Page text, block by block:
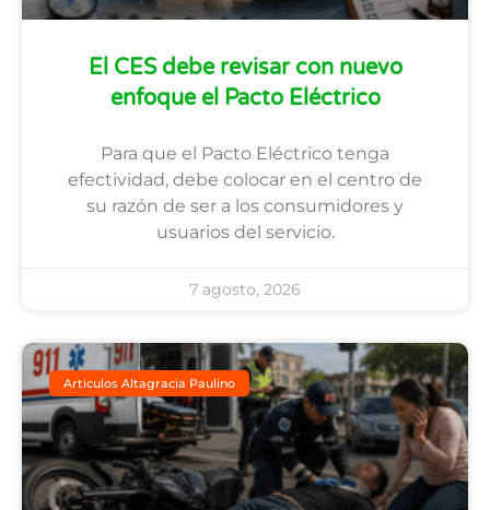
El CES debe revisar con nuevo
enfoque el Pacto Eléctrico
Para que el Pacto Eléctrico tenga
efectividad, debe colocar en el centro de
su razón de ser a los consumidores y
usuarios del servicio.
7 agosto, 2026
Articulos Altagracia Paulino